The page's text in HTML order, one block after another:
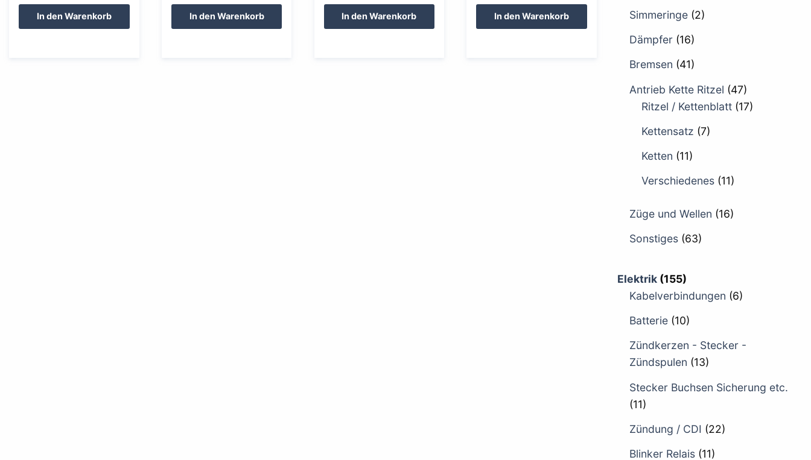
In den Warenkorb In den Warenkorb In den Warenkorb In den Warenkorb
Simmeringe (2)
Dämpfer (16)
Bremsen (41)
Antrieb Kette Ritzel (47)
Ritzel / Kettenblatt (17)
Kettensatz (7)
Ketten (11)
Verschiedenes (11)
Züge und Wellen (16)
Sonstiges (63)
Elektrik (155)
Kabelverbindungen (6)
Batterie (10)
Zündkerzen - Stecker -
Zündspulen (13)
Stecker Buchsen Sicherung etc.
(11)
Zündung / CDI (22)
Blinker Relais (11)